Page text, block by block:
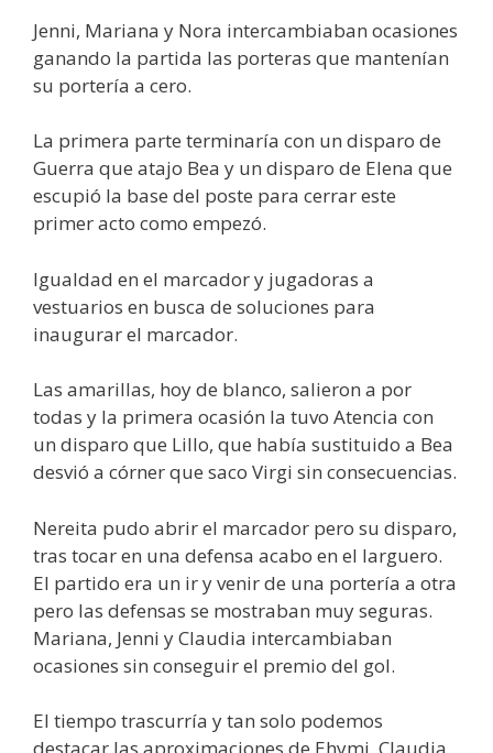
Jenni, Mariana y Nora intercambiaban ocasiones
ganando la partida las porteras que mantenían
su portería a cero.
La primera parte terminaría con un disparo de
Guerra que atajo Bea y un disparo de Elena que
escupió la base del poste para cerrar este
primer acto como empezó.
Igualdad en el marcador y jugadoras a
vestuarios en busca de soluciones para
inaugurar el marcador.
Las amarillas, hoy de blanco, salieron a por
todas y la primera ocasión la tuvo Atencia con
un disparo que Lillo, que había sustituido a Bea
desvió a córner que saco Virgi sin consecuencias.
Nereita pudo abrir el marcador pero su disparo,
tras tocar en una defensa acabo en el larguero.
El partido era un ir y venir de una portería a otra
pero las defensas se mostraban muy seguras.
Mariana, Jenni y Claudia intercambiaban
ocasiones sin conseguir el premio del gol.
El tiempo trascurría y tan solo podemos